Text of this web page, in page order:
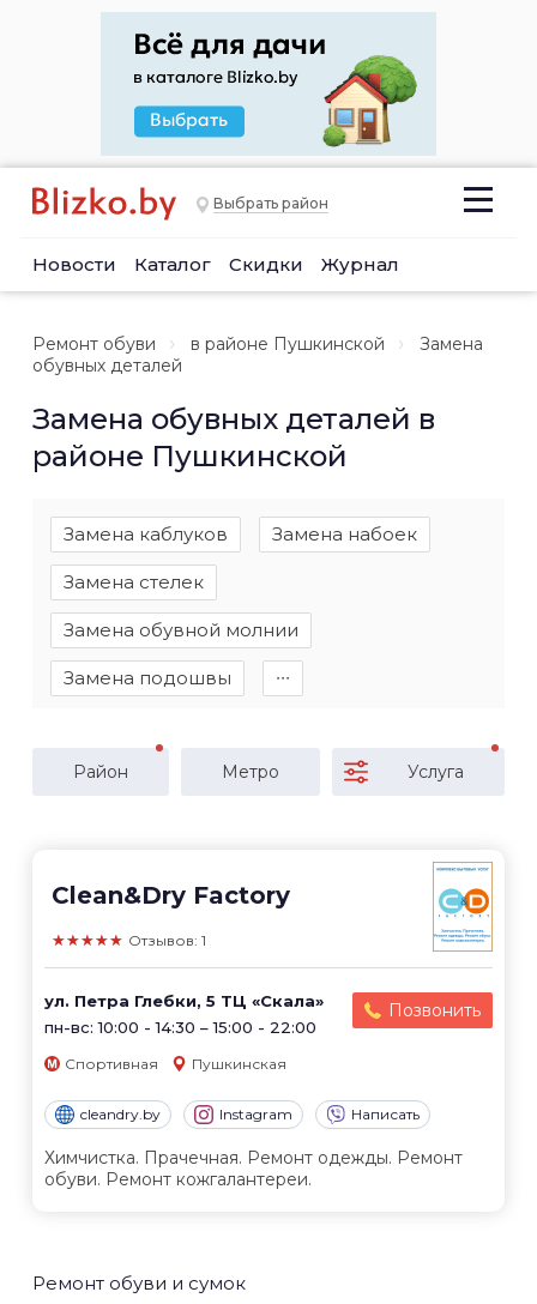
Выбрать район
Новости Каталог Скидки Журнал
Ремонт обуви в районе Пушкинской
Замена
обувных деталей
Замена обувных деталей в
районе Пушкинской
Замена каблуков Замена набоек
Замена стелек
Замена обувной молнии
Замена подошвы ∙∙∙
Район Метро Услуга
Clean&Dry Factory
★★★★★ Отзывов: 1
ул. Петра Глебки, 5 ТЦ «Скала»
пн-вс: 10:00 - 14:30 – 15:00 - 22:00
Позвонить
Спортивная Пушкинская
cleandry.by Instagram Написать
Химчистка. Прачечная. Ремонт одежды. Ремонт
обуви. Ремонт кожгалантереи.
Ремонт обуви и сумок